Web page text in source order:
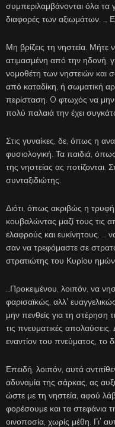
συμπεριλαμβάνονται όλα τα
διαφορές των αξιωμάτων. …
Μη βρίζεις τη νηστεία.
ατιμασμένη από την ηδονή,
νομοθέτη των νηστειών και
από καταδίκη, ή σωματική
περίσταση. O φτωχός να μην
πολύ παλαιά την έχει
Στις γυναίκες, δε, όπως η
φυσιολογική. Τα παιδιά,
της νηστείας ας ποτίζονται.
συνταξιδιώτης.
Διότι, όπως ακριβώς η
κουβαλώντας μαζί τους τις
ελαφρούς και ευκίνητους. …
σαν να τρεφόμαστε σε
στρατιώτης του Κυρίου
…Προκειμένου, λοιπόν, να
φαρισαϊκώς, αλλ’
μην πενθείς για τη στέρηση
τις πνευματικές απολαύσεις.
εναντίον του πνεύματος, το
Επειδή, λοιπόν, αυτά
αδυναμία της σάρκας, ας
ώστε με τη νηστεία, αφού
φορέσουμε και τα στεφάνια
οινοποσία, χωρίς μέθη. Γι’